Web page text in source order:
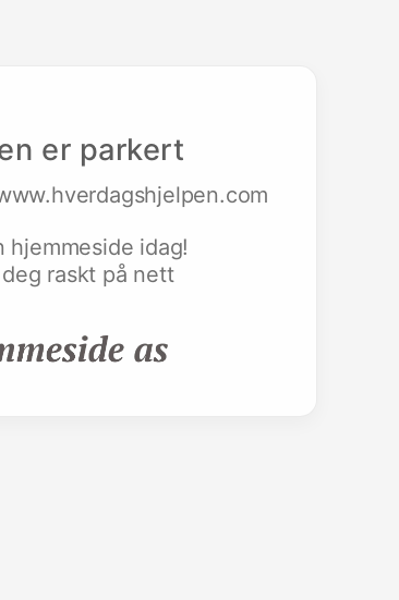
er parkert
hjemmeside idag!
raskt på nett